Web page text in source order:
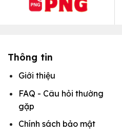
Thông tin
Giới thiệu
FAQ - Câu hỏi thường
gặp
Chính sách bảo mật